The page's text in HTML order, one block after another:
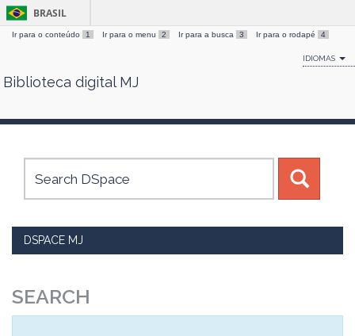
Skip
BRASIL
Ir para o conteúdo 1 Ir para o menu 2 Ir para a busca 3 Ir para o rodapé 4
IDIOMAS
Biblioteca digital MJ
DSPACE MJ
SEARCH